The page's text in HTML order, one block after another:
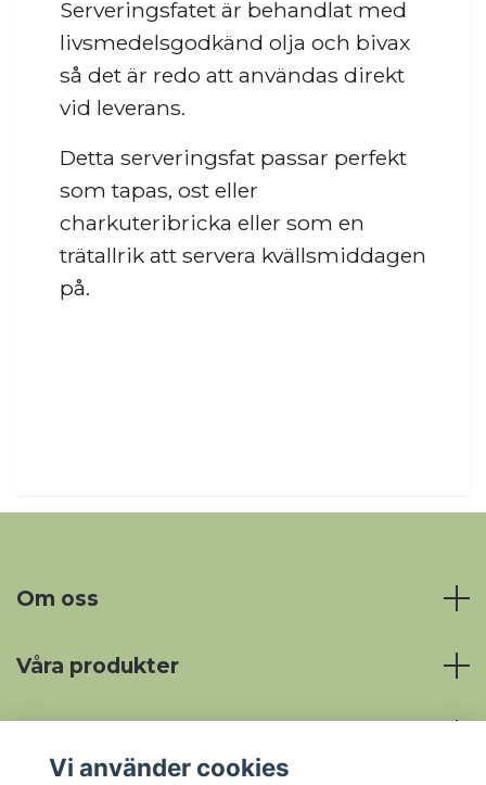
Serveringsfatet är behandlat med
livsmedelsgodkänd olja och bivax
så det är redo att användas direkt
vid leverans.
Detta serveringsfat passar perfekt
som tapas, ost eller
charkuteribricka eller som en
trätallrik att servera kvällsmiddagen
på.
Om oss
Våra produkter
Vi använder cookies